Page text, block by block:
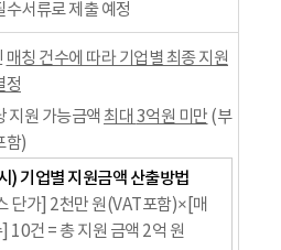
수서류로 제출 예정
매칭 건수에 따라 기업별 최종 지원
정
지원 가능금액 최대 3억원 미만 (부
함)
) 기업별 지원금액 산출방법
단가] 2천만 원(VAT포함)×[매
10건 = 총 지원 금액 2억 원